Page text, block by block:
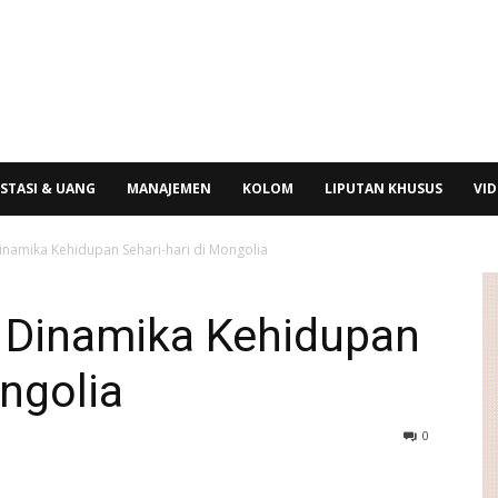
& UANG MANAJEMEN KOLOM LIPUTAN KHUSUS
Kehidupan Sehari-hari di Mongolia
Kehidupan
0